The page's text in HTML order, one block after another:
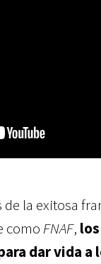
de la exitosa
como FNAF,
dar vida